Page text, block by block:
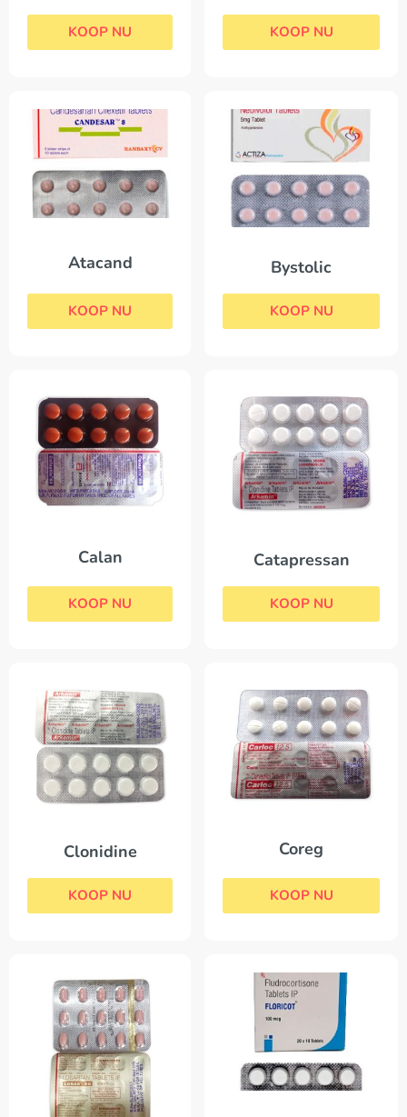
KOOP NU KOOP NU
Atacand
KOOP NU
Bystolic
KOOP NU
Calan
KOOP NU
Catapressan
KOOP NU
Clonidine
KOOP NU
Coreg
KOOP NU